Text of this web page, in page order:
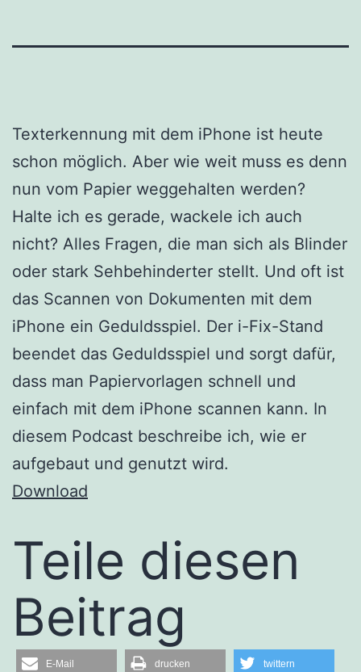
Texterkennung mit dem iPhone ist heute
schon möglich. Aber wie weit muss es denn
nun vom Papier weggehalten werden?
Halte ich es gerade, wackele ich auch
nicht? Alles Fragen, die man sich als Blinder
oder stark Sehbehinderter stellt. Und oft ist
das Scannen von Dokumenten mit dem
iPhone ein Geduldsspiel. Der i-Fix-Stand
beendet das Geduldsspiel und sorgt dafür,
dass man Papiervorlagen schnell und
einfach mit dem iPhone scannen kann. In
diesem Podcast beschreibe ich, wie er
aufgebaut und genutzt wird.
Download
Teile diesen
Beitrag
E-Mail drucken twittern